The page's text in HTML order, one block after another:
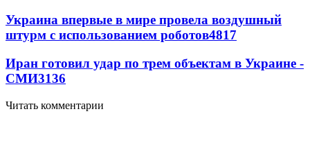
Украина впервые в мире провела воздушный
штурм с использованием роботов4817
Иран готовил удар по трем объектам в Украине -
СМИ3136
Читать комментарии